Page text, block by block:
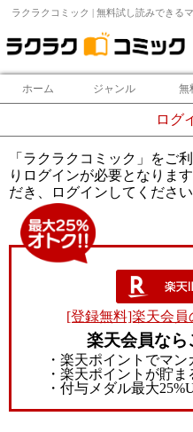
ラクラクコミック | 無料試し読みできる
ホーム ジャンル 無
ログ
「ラクラクコミック」をご
りログインが必要となりま
だき、ログインしてください
[登録無料]楽天会
楽天会員なら
・楽天ポイントでマン
・楽天ポイントが貯ま
・付与メダル最大